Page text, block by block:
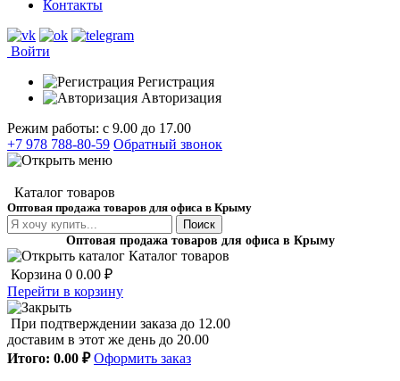
Контакты
Войти
Регистрация
Авторизация
Режим работы: с 9.00 до 17.00
+7 978 788-80-59 Обратный звонок
Каталог товаров
Оптовая продажа товаров для офиса в Крыму
Поиск
Оптовая продажа товаров для офиса в Крыму
Каталог товаров
Корзина 0 0.00 ₽
Перейти в корзину
При подтверждении заказа до 12.00
доставим в этот же день до 20.00
Итого: 0.00 ₽ Оформить заказ